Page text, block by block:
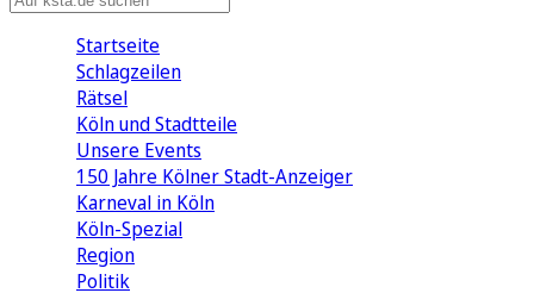
Startseite
Schlagzeilen
Rätsel
Köln und Stadtteile
Unsere Events
150 Jahre Kölner Stadt-Anzeiger
Karneval in Köln
Köln-Spezial
Region
Politik